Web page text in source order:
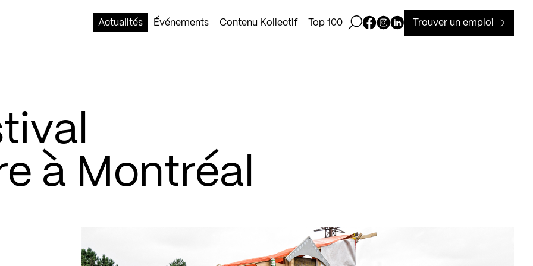
Actualités
Événements Contenu Kollectif Top 100 Ouvrir la barre de recherche
Page Facebook de Kollectif
Page Instagram de Kollectif
Page Linkedin de Kollectif
Trouver un emploi
à Montréal